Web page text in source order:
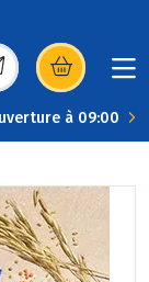
dans une
à 09:00